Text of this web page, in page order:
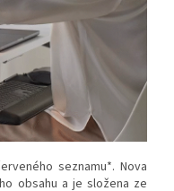
seznamu*. Nova
obsahu a je složena ze